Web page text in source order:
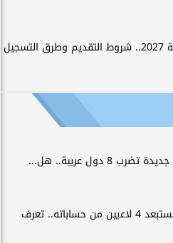
حج القرعة 2027.. شروط التقديم وطرق التسجيل
8 دول عربية.. هل...
الزمالك يستبعد 4 لاعبين من حساباته.. تعرف